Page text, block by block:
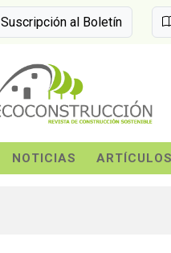
Suscripción al Boletín
NOTICIAS ARTÍCULOS